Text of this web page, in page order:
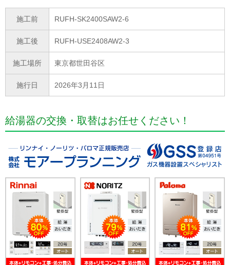
施工前 RUFH-SK2400SAW2-6
施工後 RUFH-USE2408AW2-3
施工場所 東京都世田谷区
施行日 2026年3月11日
給湯器の交換・取替はお任せください！